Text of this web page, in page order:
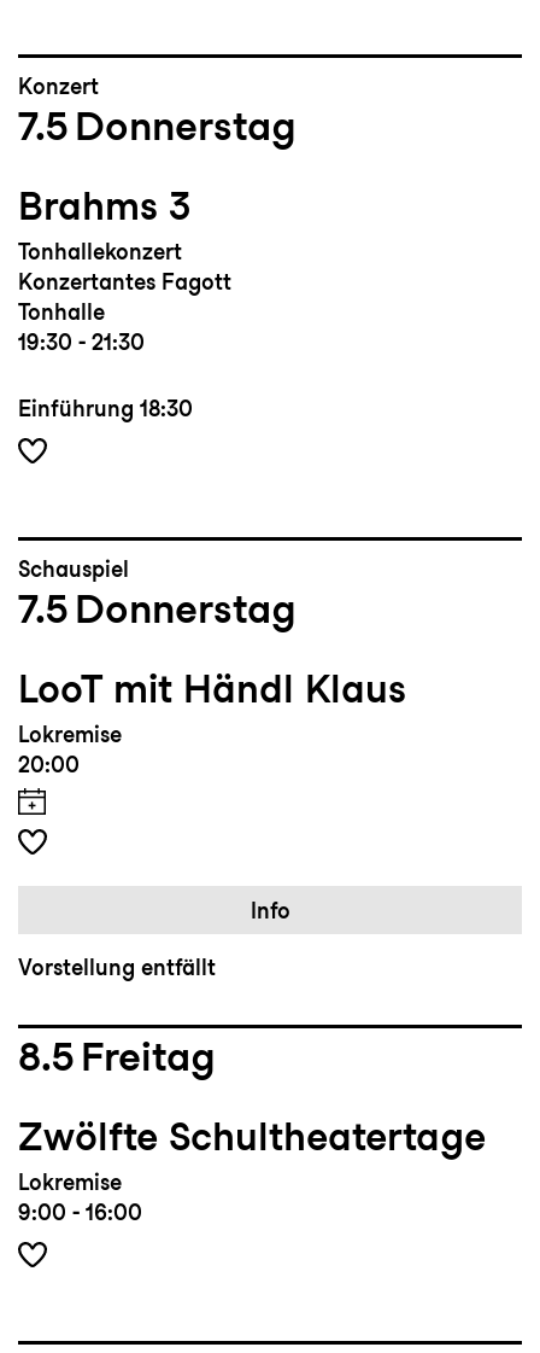
Konzert
7.5 Donnerstag
Brahms 3
Tonhallekonzert
Konzertantes Fagott
Tonhalle
19:30 - 21:30
Einführung 18:30
Schauspiel
7.5 Donnerstag
LooT mit Händl Klaus
Lokremise
20:00
Info
Vorstellung entfällt
8.5 Freitag
Zwölfte Schultheatertage
Lokremise
9:00 - 16:00